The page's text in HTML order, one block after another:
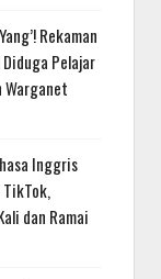
Rekaman
Pelajar
Warganet
Inggris
dan Ramai